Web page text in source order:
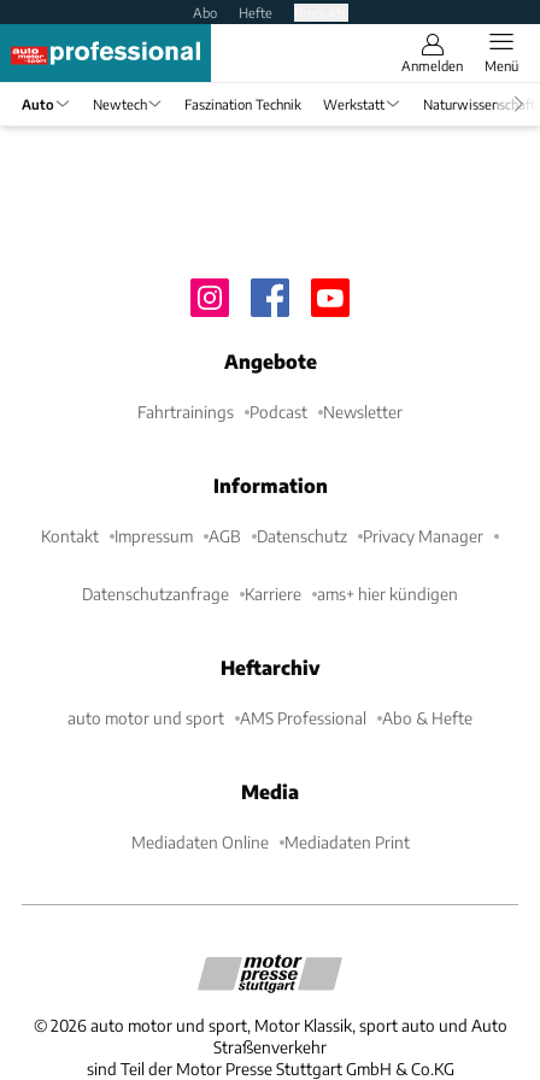
Abo Hefte
Anmelden Menü
Auto Newtech Faszination Technik Werkstatt Naturwissenschaft
Angebote
Fahrtrainings Podcast Newsletter
Information
Kontakt Impressum AGB Datenschutz Privacy Manager
Datenschutzanfrage Karriere ams+ hier kündigen
Heftarchiv
auto motor und sport AMS Professional Abo & Hefte
Media
Mediadaten Online Mediadaten Print
©2026 auto motor und sport, Motor Klassik, sport auto und Auto
Straßenverkehr
sind Teil der Motor Presse Stuttgart GmbH & Co.KG